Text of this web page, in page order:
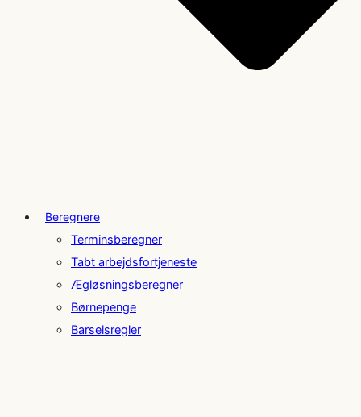
Beregnere
Terminsberegner
Tabt arbejdsfortjeneste
Ægløsningsberegner
Børnepenge
Barselsregler